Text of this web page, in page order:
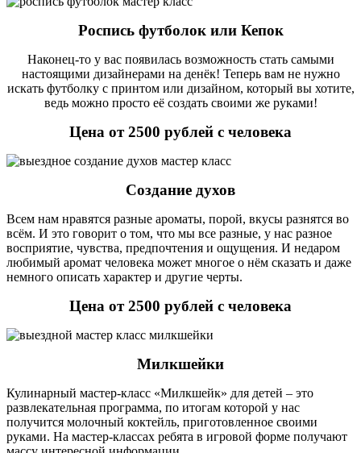
Роспись футболок или Кепок
Наконец-то у вас появилась возможность стать самыми
настоящими дизайнерами на денёк! Теперь вам не нужно
искать футболку с принтом или дизайном, который вы хотите,
ведь можно просто её создать своими же руками!
Цена от 2500 рублей с человека
Создание духов
Всем нам нравятся разные ароматы, порой, вкусы разнятся во
всём. И это говорит о том, что мы все разные, у нас разное
восприятие, чувства, предпочтения и ощущения. И недаром
любимый аромат человека может многое о нём сказать и даже
немного описать характер и другие черты.
Цена от 2500 рублей с человека
Милкшейки
Кулинарный мастер-класс «Милкшейк» для детей – это
развлекательная программа, по итогам которой у нас
получится молочный коктейль, приготовленное своими
руками. На мастер-классах ребята в игровой форме получают